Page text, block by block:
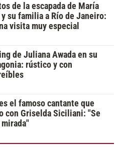
de la escapada de María
su familia a Río de Janeiro:
visita muy especial
de Juliana Awada en su
rústico y con
el famoso cantante que
con Griselda Siciliani: "Se